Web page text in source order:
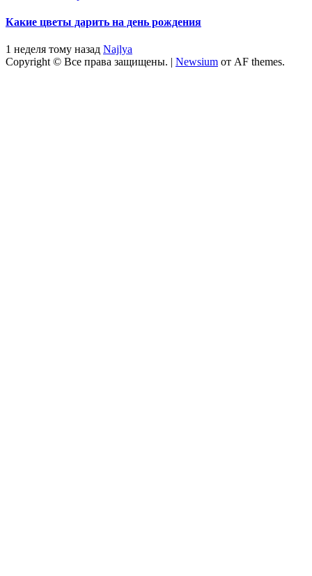
Какие цветы дарить на день рождения
1 неделя тому назад Najlya
Copyright © Все права защищены. | Newsium от AF themes.